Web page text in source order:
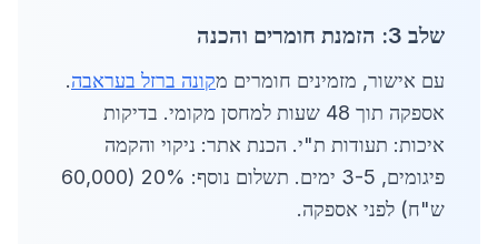
שלב 3: הזמנת חומרים והכנה
עם אישור, מזמינים חומרים מקונה ברזל בעראבה.
אספקה תוך 48 שעות למחסן מקומי. בדיקות
איכות: תעודות ת"י. הכנת אתר: ניקוי והקמה
פיגומים, 3-5 ימים. תשלום נוסף: 20% (60,000
ש"ח) לפני אספקה.